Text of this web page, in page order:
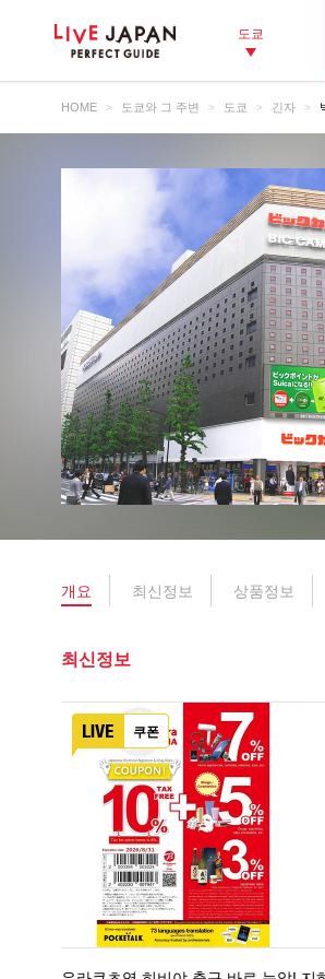
도쿄
HOME 도쿄와 그 주변 도쿄 긴자
개요 최신정보 상품정보
최신정보
쿠폰